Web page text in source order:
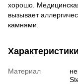
хорошо.
вызывает
камнями.
Характеристики
Материал